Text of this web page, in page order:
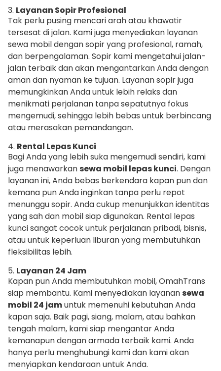
3. Layanan Sopir Profesional
Tak perlu pusing mencari arah atau khawatir
tersesat di jalan. Kami juga menyediakan layanan
sewa mobil dengan sopir yang profesional, ramah,
dan berpengalaman. Sopir kami mengetahui jalan-
jalan terbaik dan akan mengantarkan Anda dengan
aman dan nyaman ke tujuan. Layanan sopir juga
memungkinkan Anda untuk lebih relaks dan
menikmati perjalanan tanpa sepatutnya fokus
mengemudi, sehingga lebih bebas untuk berbincang
atau merasakan pemandangan.
4. Rental Lepas Kunci
Bagi Anda yang lebih suka mengemudi sendiri, kami
juga menawarkansewa mobil lepas kunci. Dengan
layanan ini, Anda bebas berkendara kapan pun dan
kemana pun Anda inginkan tanpa perlu repot
menunggu sopir. Anda cukup menunjukkan identitas
yang sah dan mobil siap digunakan. Rental lepas
kunci sangat cocok untuk perjalanan pribadi, bisnis,
atau untuk keperluan liburan yang membutuhkan
fleksibilitas lebih.
5. Layanan 24 Jam
Kapan pun Anda membutuhkan mobil, OmahTrans
siap membantu. Kami menyediakan layanansewa
mobil 24 jamuntuk memenuhi kebutuhan Anda
kapan saja. Baik pagi, siang, malam, atau bahkan
tengah malam, kami siap mengantar Anda
kemanapun dengan armada terbaik kami. Anda
hanya perlu menghubungi kami dan kami akan
menyiapkan kendaraan untuk Anda.